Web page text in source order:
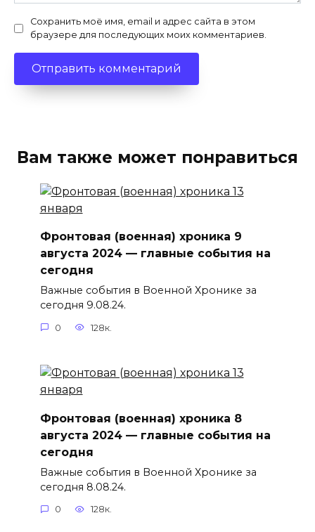
Сохранить моё имя, email и адрес сайта в этом
браузере для последующих моих комментариев.
Вам также может понравиться
Фронтовая (военная) хроника 9
августа 2024 — главные события на
сегодня
Важные события в Военной Хронике за
сегодня 9.08.24.
0 128к.
Фронтовая (военная) хроника 8
августа 2024 — главные события на
сегодня
Важные события в Военной Хронике за
сегодня 8.08.24.
0 128к.